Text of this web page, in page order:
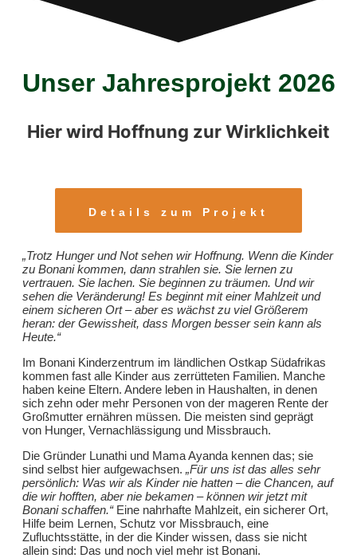
Unser Jahresprojekt 2026
Hier wird Hoffnung zur Wirklichkeit
Details zum Projekt
„Trotz Hunger und Not sehen wir Hoffnung. Wenn die Kinder
zu Bonani kommen, dann strahlen sie. Sie lernen zu
vertrauen. Sie lachen. Sie beginnen zu träumen. Und wir
sehen die Veränderung! Es beginnt mit einer Mahlzeit und
einem sicheren Ort – aber es wächst zu viel Größerem
heran: der Gewissheit, dass Morgen besser sein kann als
Heute.“
Im Bonani Kinderzentrum im ländlichen Ostkap Südafrikas
kommen fast alle Kinder aus zerrütteten Familien. Manche
haben keine Eltern. Andere leben in Haushalten, in denen
sich zehn oder mehr Personen von der mageren Rente der
Großmutter ernähren müssen. Die meisten sind geprägt
von Hunger, Vernachlässigung und Missbrauch.
Die Gründer Lunathi und Mama Ayanda kennen das; sie
sind selbst hier aufgewachsen. „Für uns ist das alles sehr
persönlich: Was wir als Kinder nie hatten – die Chancen, auf
die wir hofften, aber nie bekamen – können wir jetzt mit
Bonani schaffen.“Eine nahrhafte Mahlzeit, ein sicherer Ort,
Hilfe beim Lernen, Schutz vor Missbrauch, eine
Zufluchtsstätte, in der die Kinder wissen, dass sie nicht
allein sind: Das und noch viel mehr ist Bonani.